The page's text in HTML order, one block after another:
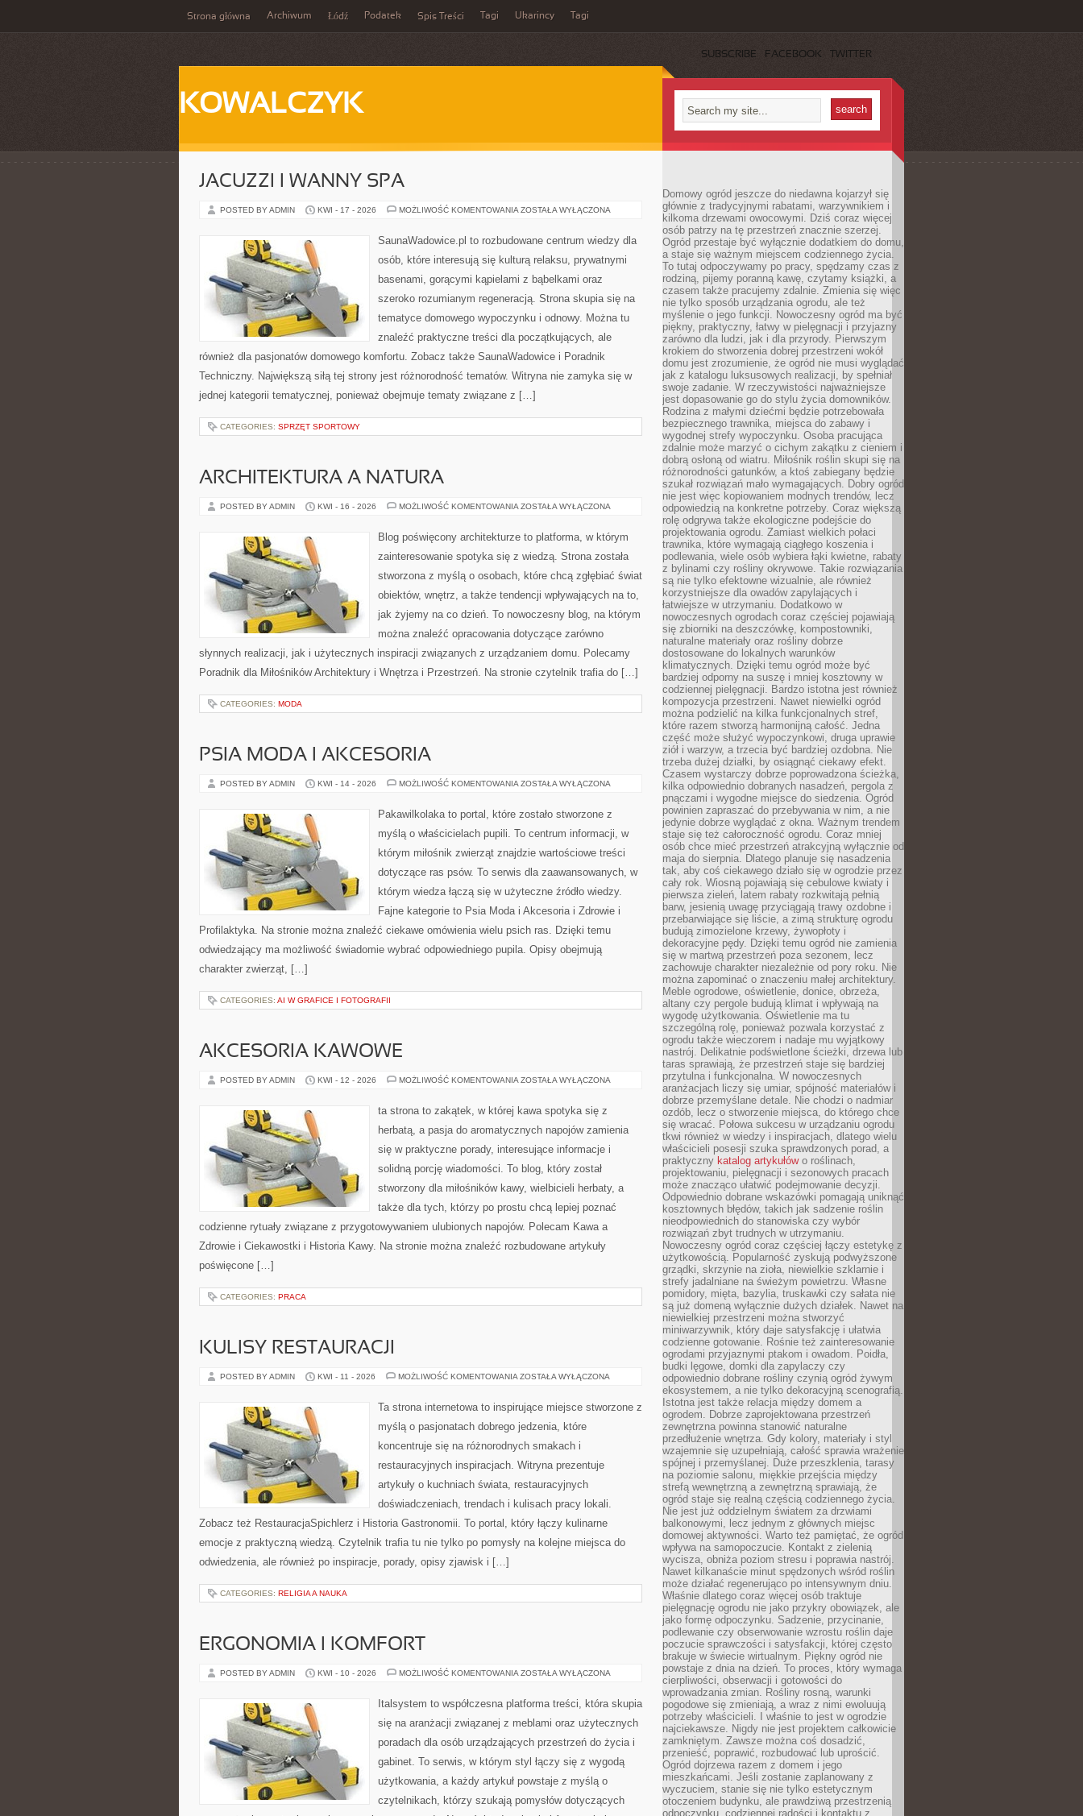
Strona główna Archiwum Łódź Podatek Spis Treści Tagi Ukarincy Tagi
SUBSCRIBE FACEBOOK TWITTER
KOWALCZYK
JACUZZI I WANNY SPA
POSTED BY ADMIN KWI - 17 - 2026 MOŻLIWOŚĆ KOMENTOWANIA JACUZZI
ZOSTAŁA WYŁĄCZONA
SaunaWadowice.pl to rozbudowane centrum wiedzy dla
osób, które interesują się kulturą relaksu, prywatnymi
basenami, gorącymi kąpielami z bąbelkami oraz
szeroko rozumianym regeneracją. Strona skupia się na
tematyce domowego wypoczynku i odnowy. Można tu
znaleźć praktyczne treści dla początkujących, ale
również dla pasjonatów domowego komfortu. Zobacz także SaunaWadowice i Poradnik
Techniczny. Największą siłą tej strony jest różnorodność tematów. Witryna nie zamyka się w
jednej kategorii tematycznej, ponieważ obejmuje tematy związane z […]
CATEGORIES: SPRZĘT SPORTOWY
ARCHITEKTURA A NATURA
POSTED BY ADMIN KWI - 16 - 2026 MOŻLIWOŚĆ KOMENTOWANIA ARCHITEKTURA
ZOSTAŁA WYŁĄCZONA
Blog poświęcony architekturze to platforma, w którym
zainteresowanie spotyka się z wiedzą. Strona została
stworzona z myślą o osobach, które chcą zgłębiać świat
obiektów, wnętrz, a także tendencji wpływających na to,
jak żyjemy na co dzień. To nowoczesny blog, na którym
można znaleźć opracowania dotyczące zarówno
słynnych realizacji, jak i użytecznych inspiracji związanych z urządzaniem domu. Polecamy
Poradnik dla Miłośników Architektury i Wnętrza i Przestrzeń. Na stronie czytelnik trafia do […]
CATEGORIES: MODA
PSIA MODA I AKCESORIA
POSTED BY ADMIN KWI - 14 - 2026 MOŻLIWOŚĆ KOMENTOWANIA PSIA
AKCESORIA
ZOSTAŁA WYŁĄCZONA
Pakawilkolaka to portal, które zostało stworzone z
myślą o właścicielach pupili. To centrum informacji, w
którym miłośnik zwierząt znajdzie wartościowe treści
dotyczące ras psów. To serwis dla zaawansowanych, w
którym wiedza łączą się w użyteczne źródło wiedzy.
Fajne kategorie to Psia Moda i Akcesoria i Zdrowie i
Profilaktyka. Na stronie można znaleźć ciekawe omówienia wielu psich ras. Dzięki temu
odwiedzający ma możliwość świadomie wybrać odpowiedniego pupila. Opisy obejmują
charakter zwierząt, […]
CATEGORIES: AI W GRAFICE I FOTOGRAFII
AKCESORIA KAWOWE
POSTED BY ADMIN KWI - 12 - 2026 MOŻLIWOŚĆ KOMENTOWANIA AKCESORIA
ZOSTAŁA WYŁĄCZONA
ta strona to zakątek, w której kawa spotyka się z
herbatą, a pasja do aromatycznych napojów zamienia
się w praktyczne porady, interesujące informacje i
solidną porcję wiadomości. To blog, który został
stworzony dla miłośników kawy, wielbicieli herbaty, a
także dla tych, którzy po prostu chcą lepiej poznać
codzienne rytuały związane z przygotowywaniem ulubionych napojów. Polecam Kawa a
Zdrowie i Ciekawostki i Historia Kawy. Na stronie można znaleźć rozbudowane artykuły
poświęcone […]
CATEGORIES: PRACA
KULISY RESTAURACJI
POSTED BY ADMIN KWI - 11 - 2026 MOŻLIWOŚĆ KOMENTOWANIA KULISY
ZOSTAŁA WYŁĄCZONA
Ta strona internetowa to inspirujące miejsce stworzone z
myślą o pasjonatach dobrego jedzenia, które
koncentruje się na różnorodnych smakach i
restauracyjnych inspiracjach. Witryna prezentuje
artykuły o kuchniach świata, restauracyjnych
doświadczeniach, trendach i kulisach pracy lokali.
Zobacz też RestauracjaSpichlerz i Historia Gastronomii. To portal, który łączy kulinarne
emocje z praktyczną wiedzą. Czytelnik trafia tu nie tylko po pomysły na kolejne miejsca do
odwiedzenia, ale również po inspiracje, porady, opisy zjawisk i […]
CATEGORIES: RELIGIA A NAUKA
ERGONOMIA I KOMFORT
POSTED BY ADMIN KWI - 10 - 2026 MOŻLIWOŚĆ KOMENTOWANIA ERGONOMIA
ZOSTAŁA WYŁĄCZONA
Italsystem to współczesna platforma treści, która skupia
się na aranżacji związanej z meblami oraz użytecznych
poradach dla osób urządzających przestrzeń do życia i
gabinet. To serwis, w którym styl łączy się z wygodą
użytkowania, a każdy artykuł powstaje z myślą o
czytelnikach, którzy szukają pomysłów dotyczących
Domowy ogród jeszcze do niedawna kojarzył się
głównie z tradycyjnymi rabatami, warzywnikiem i
kilkoma drzewami owocowymi. Dziś coraz więcej
osób patrzy na tę przestrzeń znacznie szerzej.
Ogród przestaje być wyłącznie dodatkiem do domu,
a staje się ważnym miejscem codziennego życia.
To tutaj odpoczywamy po pracy, spędzamy czas z
rodziną, pijemy poranną kawę, czytamy książki, a
czasem także pracujemy zdalnie. Zmienia się więc
nie tylko sposób urządzania ogrodu, ale też
myślenie o jego funkcji. Nowoczesny ogród ma być
piękny, praktyczny, łatwy w pielęgnacji i przyjazny
zarówno dla ludzi, jak i dla przyrody. Pierwszym
krokiem do stworzenia dobrej przestrzeni wokół
domu jest zrozumienie, że ogród nie musi wyglądać
jak z katalogu luksusowych realizacji, by spełniał
swoje zadanie. W rzeczywistości najważniejsze
jest dopasowanie go do stylu życia domowników.
Rodzina z małymi dziećmi będzie potrzebowała
bezpiecznego trawnika, miejsca do zabawy i
wygodnej strefy wypoczynku. Osoba pracująca
zdalnie może marzyć o cichym zakątku z cieniem i
dobrą osłoną od wiatru. Miłośnik roślin skupi się na
różnorodności gatunków, a ktoś zabiegany będzie
szukał rozwiązań mało wymagających. Dobry ogród
nie jest więc kopiowaniem modnych trendów, lecz
odpowiedzią na konkretne potrzeby. Coraz większą
rolę odgrywa także ekologiczne podejście do
projektowania ogrodu. Zamiast wielkich połaci
trawnika, które wymagają ciągłego koszenia i
podlewania, wiele osób wybiera łąki kwietne, rabaty
z bylinami czy rośliny okrywowe. Takie rozwiązania
są nie tylko efektowne wizualnie, ale również
korzystniejsze dla owadów zapylających i
łatwiejsze w utrzymaniu. Dodatkowo w
nowoczesnych ogrodach coraz częściej pojawiają
się zbiorniki na deszczówkę, kompostowniki,
naturalne materiały oraz rośliny dobrze
dostosowane do lokalnych warunków
klimatycznych. Dzięki temu ogród może być
bardziej odporny na suszę i mniej kosztowny w
codziennej pielęgnacji. Bardzo istotna jest również
kompozycja przestrzeni. Nawet niewielki ogród
można podzielić na kilka funkcjonalnych stref,
które razem stworzą harmonijną całość. Jedna
część może służyć wypoczynkowi, druga uprawie
ziół i warzyw, a trzecia być bardziej ozdobna. Nie
trzeba dużej działki, by osiągnąć ciekawy efekt.
Czasem wystarczy dobrze poprowadzona ścieżka,
kilka odpowiednio dobranych nasadzeń, pergola z
pnączami i wygodne miejsce do siedzenia. Ogród
powinien zapraszać do przebywania w nim, a nie
jedynie dobrze wyglądać z okna. Ważnym trendem
staje się też całoroczność ogrodu. Coraz mniej
osób chce mieć przestrzeń atrakcyjną wyłącznie od
maja do sierpnia. Dlatego planuje się nasadzenia
tak, aby coś ciekawego działo się w ogrodzie przez
cały rok. Wiosną pojawiają się cebulowe kwiaty i
pierwsza zieleń, latem rabaty rozkwitają pełnią
barw, jesienią uwagę przyciągają trawy ozdobne i
przebarwiające się liście, a zimą strukturę ogrodu
budują zimozielone krzewy, żywopłoty i
dekoracyjne pędy. Dzięki temu ogród nie zamienia
się w martwą przestrzeń poza sezonem, lecz
zachowuje charakter niezależnie od pory roku. Nie
można zapominać o znaczeniu małej architektury.
Meble ogrodowe, oświetlenie, donice, obrzeża,
altany czy pergole budują klimat i wpływają na
wygodę użytkowania. Oświetlenie ma tu
szczególną rolę, ponieważ pozwala korzystać z
ogrodu także wieczorem i nadaje mu wyjątkowy
nastrój. Delikatnie podświetlone ścieżki, drzewa lub
taras sprawiają, że przestrzeń staje się bardziej
przytulna i funkcjonalna. W nowoczesnych
aranżacjach liczy się umiar, spójność materiałów i
dobrze przemyślane detale. Nie chodzi o nadmiar
ozdób, lecz o stworzenie miejsca, do którego chce
się wracać. Połowa sukcesu w urządzaniu ogrodu
tkwi również w wiedzy i inspiracjach, dlatego wielu
właścicieli posesji szuka sprawdzonych porad, a
praktyczny katalog artykułówo roślinach,
projektowaniu, pielęgnacji i sezonowych pracach
może znacząco ułatwić podejmowanie decyzji.
Odpowiednio dobrane wskazówki pomagają uniknąć
kosztownych błędów, takich jak sadzenie roślin
nieodpowiednich do stanowiska czy wybór
rozwiązań zbyt trudnych w utrzymaniu.
Nowoczesny ogród coraz częściej łączy estetykę z
użytkowością. Popularność zyskują podwyższone
grządki, skrzynie na zioła, niewielkie szklarnie i
strefy jadalniane na świeżym powietrzu. Własne
pomidory, mięta, bazylia, truskawki czy sałata nie
są już domeną wyłącznie dużych działek. Nawet na
niewielkiej przestrzeni można stworzyć
miniwarzywnik, który daje satysfakcję i ułatwia
codzienne gotowanie. Rośnie też zainteresowanie
ogrodami przyjaznymi ptakom i owadom. Poidła,
budki lęgowe, domki dla zapylaczy czy
odpowiednio dobrane rośliny czynią ogród żywym
ekosystemem, a nie tylko dekoracyjną scenografią.
Istotna jest także relacja między domem a
ogrodem. Dobrze zaprojektowana przestrzeń
zewnętrzna powinna stanowić naturalne
przedłużenie wnętrza. Gdy kolory, materiały i styl
wzajemnie się uzupełniają, całość sprawia wrażenie
spójnej i przemyślanej. Duże przeszklenia, tarasy
na poziomie salonu, miękkie przejścia między
strefą wewnętrzną a zewnętrzną sprawiają, że
ogród staje się realną częścią codziennego życia.
Nie jest już oddzielnym światem za drzwiami
balkonowymi, lecz jednym z głównych miejsc
domowej aktywności. Warto też pamiętać, że ogród
wpływa na samopoczucie. Kontakt z zielenią
wycisza, obniża poziom stresu i poprawia nastrój.
Nawet kilkanaście minut spędzonych wśród roślin
może działać regenerująco po intensywnym dniu.
Właśnie dlatego coraz więcej osób traktuje
pielęgnację ogrodu nie jako przykry obowiązek, ale
jako formę odpoczynku. Sadzenie, przycinanie,
podlewanie czy obserwowanie wzrostu roślin daje
poczucie sprawczości i satysfakcji, której często
brakuje w świecie wirtualnym. Piękny ogród nie
powstaje z dnia na dzień. To proces, który wymaga
cierpliwości, obserwacji i gotowości do
wprowadzania zmian. Rośliny rosną, warunki
pogodowe się zmieniają, a wraz z nimi ewoluują
potrzeby właścicieli. I właśnie to jest w ogrodzie
najciekawsze. Nigdy nie jest projektem całkowicie
zamkniętym. Zawsze można coś dosadzić,
przenieść, poprawić, rozbudować lub uprościć.
Ogród dojrzewa razem z domem i jego
mieszkańcami. Jeśli zostanie zaplanowany z
wyczuciem, stanie się nie tylko estetycznym
otoczeniem budynku, ale prawdziwą przestrzenią
odpoczynku, codziennej radości i kontaktu z